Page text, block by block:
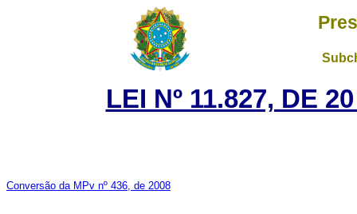
LEI Nº 11.827, DE
Conversão da MPv nº 436, de 2008